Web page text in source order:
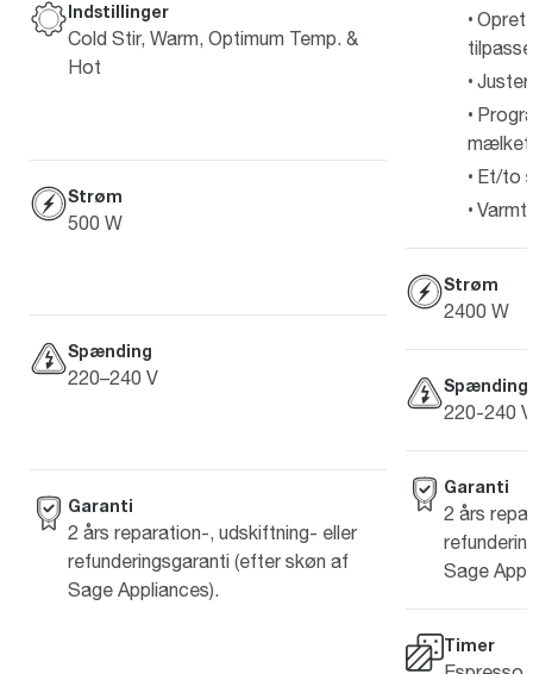
Indstillinger
Cold Stir, Warm, Optimum Temp. &
Hot
Strøm
500 W
Spænding
220–240 V
Garanti
2 års reparation-, udskiftning- eller
refunderingsgaranti (efter skøn af
Sage Appliances).
Et/to
Varmt
Strøm
2400 W
Spænding
220-240 V
Garanti
2 års
Sage
Timer